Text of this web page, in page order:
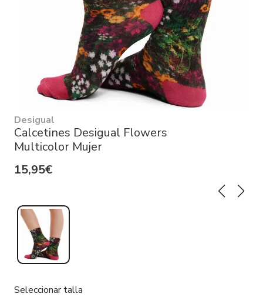
Desigual
Calcetines Desigual Flowers
Multicolor Mujer
15,95€
Seleccionar talla